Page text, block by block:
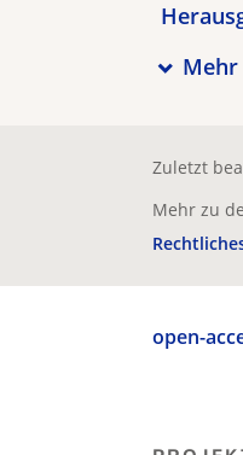
Mehr
Zuletzt
Mehr zu
open-